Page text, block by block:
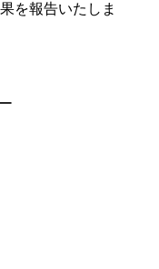
を報告いたしま